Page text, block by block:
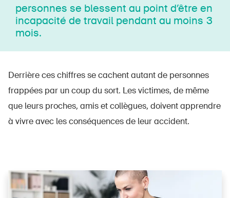
personnes se blessent au point d’être en
incapacité de travail pendant au moins 3
mois.
Derrière ces chiffres se cachent autant de personnes
frappées par un coup du sort. Les victimes, de même
que leurs proches, amis et collègues, doivent apprendre
à vivre avec les conséquences de leur accident.